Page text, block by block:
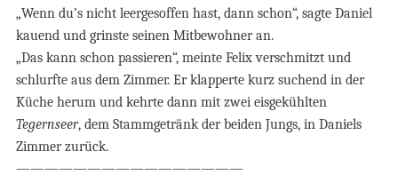
„Wenn du’s nicht leergesoffen hast, dann schon“, sagte Daniel
kauend und grinste seinen Mitbewohner an.
„Das kann schon passieren“, meinte Felix verschmitzt und
schlurfte aus dem Zimmer. Er klapperte kurz suchend in der
Küche herum und kehrte dann mit zwei eisgekühlten
Tegernseer, dem Stammgetränk der beiden Jungs, in Daniels
Zimmer zurück.
————————————————